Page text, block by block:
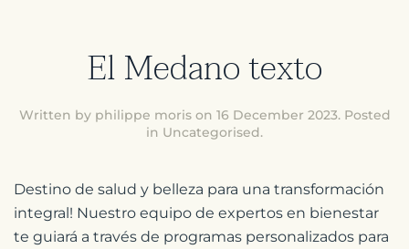
El Medano texto
Written by philippe moris on 16 December 2023. Posted
in Uncategorised.
Destino de salud y belleza para una transformación
integral! Nuestro equipo de expertos en bienestar
te guiará a través de programas personalizados para